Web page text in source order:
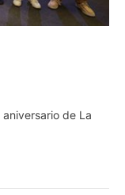
de la Corte,
Pérez y
de La